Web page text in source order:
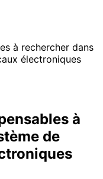
à rechercher dans
électroniques
à
de